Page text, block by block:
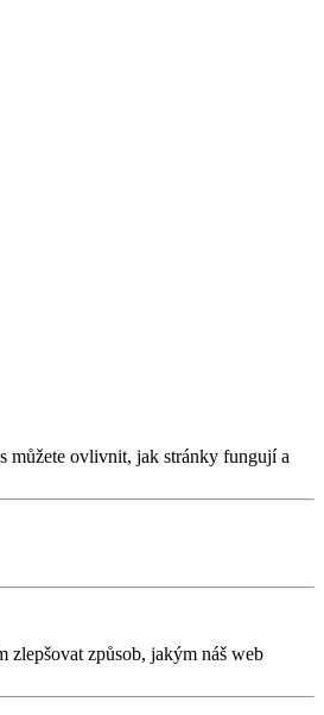
můžete ovlivnit, jak stránky fungují a
zlepšovat způsob, jakým náš web